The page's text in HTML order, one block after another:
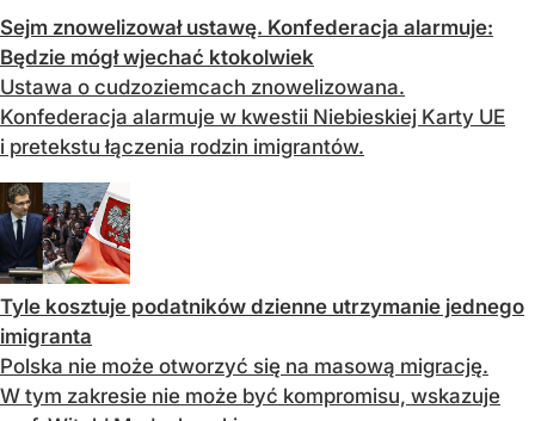
Sejm znowelizował ustawę. Konfederacja alarmuje:
Będzie mógł wjechać ktokolwiek
Ustawa o cudzoziemcach znowelizowana.
Konfederacja alarmuje w kwestii Niebieskiej Karty UE
i pretekstu łączenia rodzin imigrantów.
Tyle kosztuje podatników dzienne utrzymanie jednego
imigranta
Polska nie może otworzyć się na masową migrację.
W tym zakresie nie może być kompromisu, wskazuje